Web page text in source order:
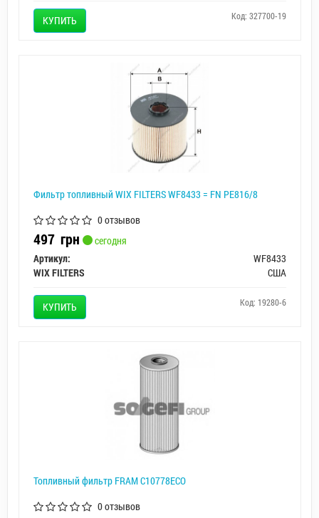
КУПИТЬ Код: 327700-19
Фильтр топливный WIX FILTERS WF8433 = FN PE816/8
0 отзывов
497 грн
сегодня
Артикул:
WF8433
WIX FILTERS
США
КУПИТЬ Код: 19280-6
Топливный фильтр FRAM C10778ECO
0 отзывов